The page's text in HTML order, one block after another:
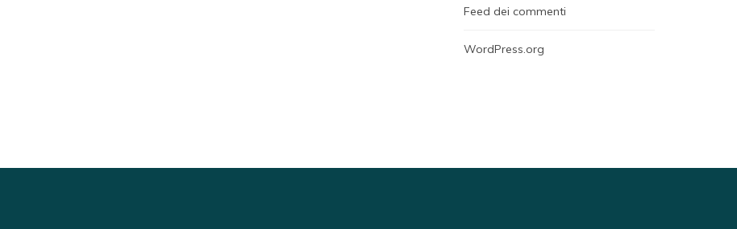
Feed dei commenti
WordPress.org